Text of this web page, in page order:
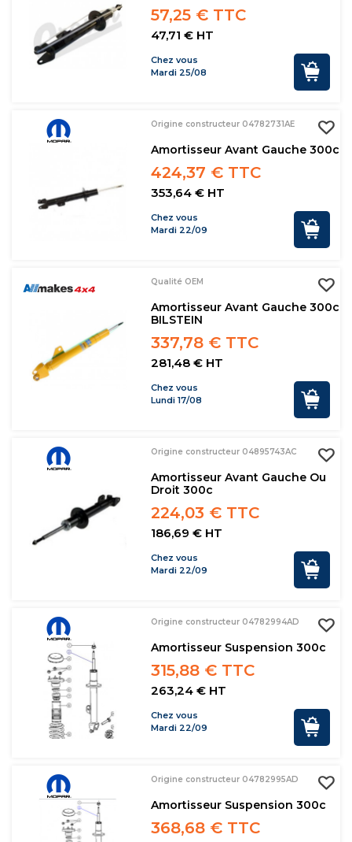
57,25 € TTC
47,71 € HT
Chez vous
Mardi 25/08
Origine constructeur 04782731AE
Amortisseur Avant Gauche 300c
424,37 € TTC
353,64 € HT
Chez vous
Mardi 22/09
Qualité OEM
Amortisseur Avant Gauche 300c
BILSTEIN
337,78 € TTC
281,48 € HT
Chez vous
Lundi 17/08
Origine constructeur 04895743AC
Amortisseur Avant Gauche Ou
Droit 300c
224,03 € TTC
186,69 € HT
Chez vous
Mardi 22/09
Origine constructeur 04782994AD
Amortisseur Suspension 300c
315,88 € TTC
263,24 € HT
Chez vous
Mardi 22/09
Origine constructeur 04782995AD
Amortisseur Suspension 300c
368,68 € TTC